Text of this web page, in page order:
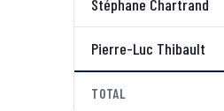
Stéphane Chartrand
Pierre-Luc Thibault
TOTAL